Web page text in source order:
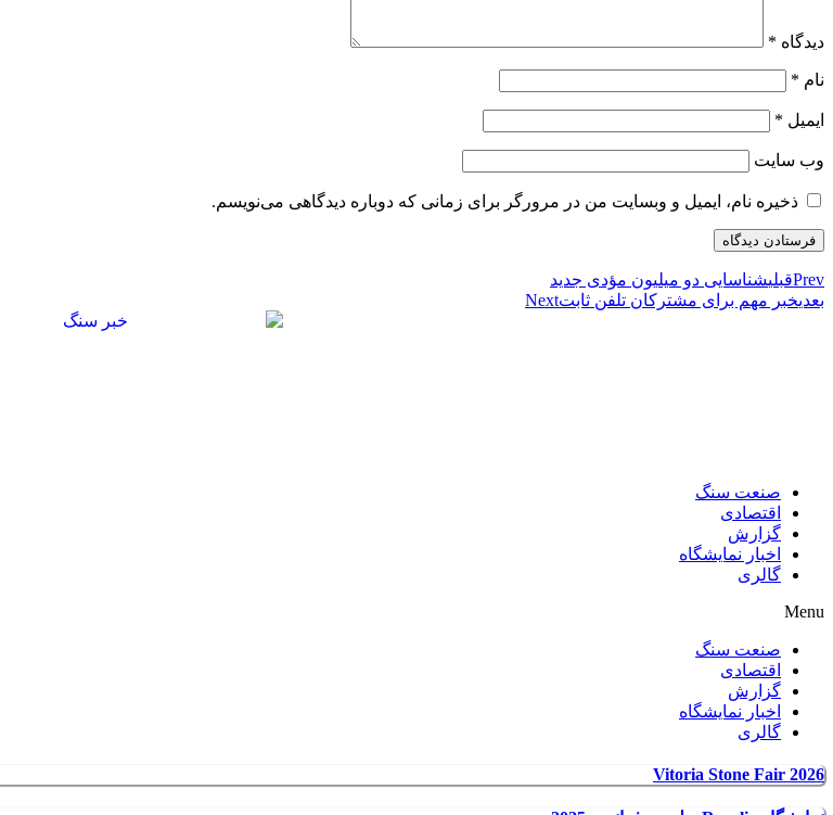
دیدگاه *
نام *
ایمیل *
وب‌ سایت
ذخیره نام، ایمیل و وبسایت من در مرورگر برای زمانی که دوباره دیدگاهی می‌نویسم.
Prevقبلیشناسایی دو میلیون مؤدی جدید
بعدیخبر مهم برای مشترکان تلفن ثابتNext
صنعت سنگ
اقتصادی
گزارش
اخبار نمایشگاه
گالری
Menu
صنعت سنگ
اقتصادی
گزارش
اخبار نمایشگاه
گالری
Vitoria Stone Fair 2026